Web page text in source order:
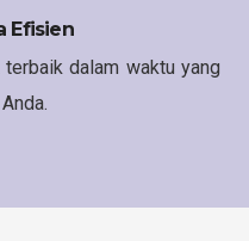
Efisien
dalam waktu yang